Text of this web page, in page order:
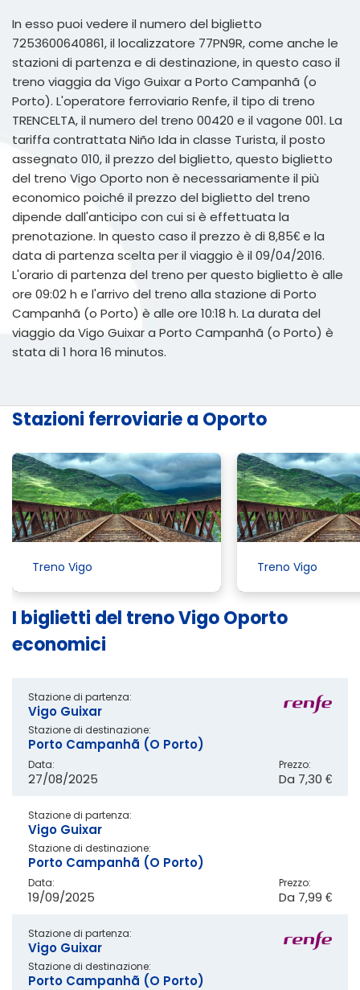
In esso puoi vedere il numero del biglietto
7253600640861, il localizzatore 77PN9R, come anche le
stazioni di partenza e di destinazione, in questo caso il
treno viaggia da Vigo Guixar a Porto Campanhã (o
Porto). L'operatore ferroviario Renfe, il tipo di treno
TRENCELTA, il numero del treno 00420 e il vagone 001. La
tariffa contrattata Niño Ida in classe Turista, il posto
assegnato 010, il prezzo del biglietto, questo biglietto
del treno Vigo Oporto non è necessariamente il più
economico poiché il prezzo del biglietto del treno
dipende dall'anticipo con cui si è effettuata la
prenotazione. In questo caso il prezzo è di 8,85€ e la
data di partenza scelta per il viaggio è il 09/04/2016.
L'orario di partenza del treno per questo biglietto è alle
ore 09:02 h e l'arrivo del treno alla stazione di Porto
Campanhã (o Porto) è alle ore 10:18 h. La durata del
viaggio da Vigo Guixar a Porto Campanhã (o Porto) è
stata di 1 hora 16 minutos.
Stazioni ferroviarie a Oporto
Treno Vigo Treno Vigo
I biglietti del treno Vigo Oporto
economici
Stazione di partenza:
Vigo Guixar
Stazione di destinazione:
Porto Campanhã (O Porto)
Data:
27/08/2025
Prezzo:
Da 7,30 €
Stazione di partenza:
Vigo Guixar
Stazione di destinazione:
Porto Campanhã (O Porto)
Data:
19/09/2025
Prezzo:
Da 7,99 €
Stazione di partenza:
Vigo Guixar
Stazione di destinazione:
Porto Campanhã (O Porto)